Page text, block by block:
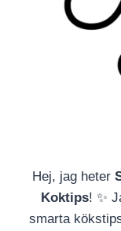
Hej, jag heter
Koktips! ✨
smarta